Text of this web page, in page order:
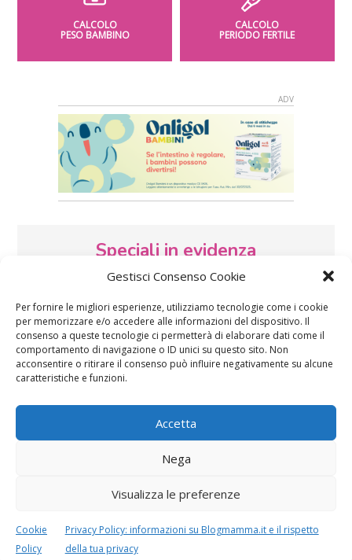
Gestisci Consenso Cookie
Per fornire le migliori esperienze, utilizziamo tecnologie come i cookie
per memorizzare e/o accedere alle informazioni del dispositivo. Il
consenso a queste tecnologie ci permetterà di elaborare dati come il
comportamento di navigazione o ID unici su questo sito. Non
acconsentire o ritirare il consenso può influire negativamente su alcune
caratteristiche e funzioni.
Accetta
Nega
Visualizza le preferenze
Cookie
Policy
Privacy Policy: informazioni su Blogmamma.it e il rispetto
della tua privacy
CALCOLO
PESO BAMBINO
CALCOLO
PERIODO FERTILE
Speciali in evidenza
Vaccini
lavoretti, biglietti
d’auguri, filastrocche
gravidanza